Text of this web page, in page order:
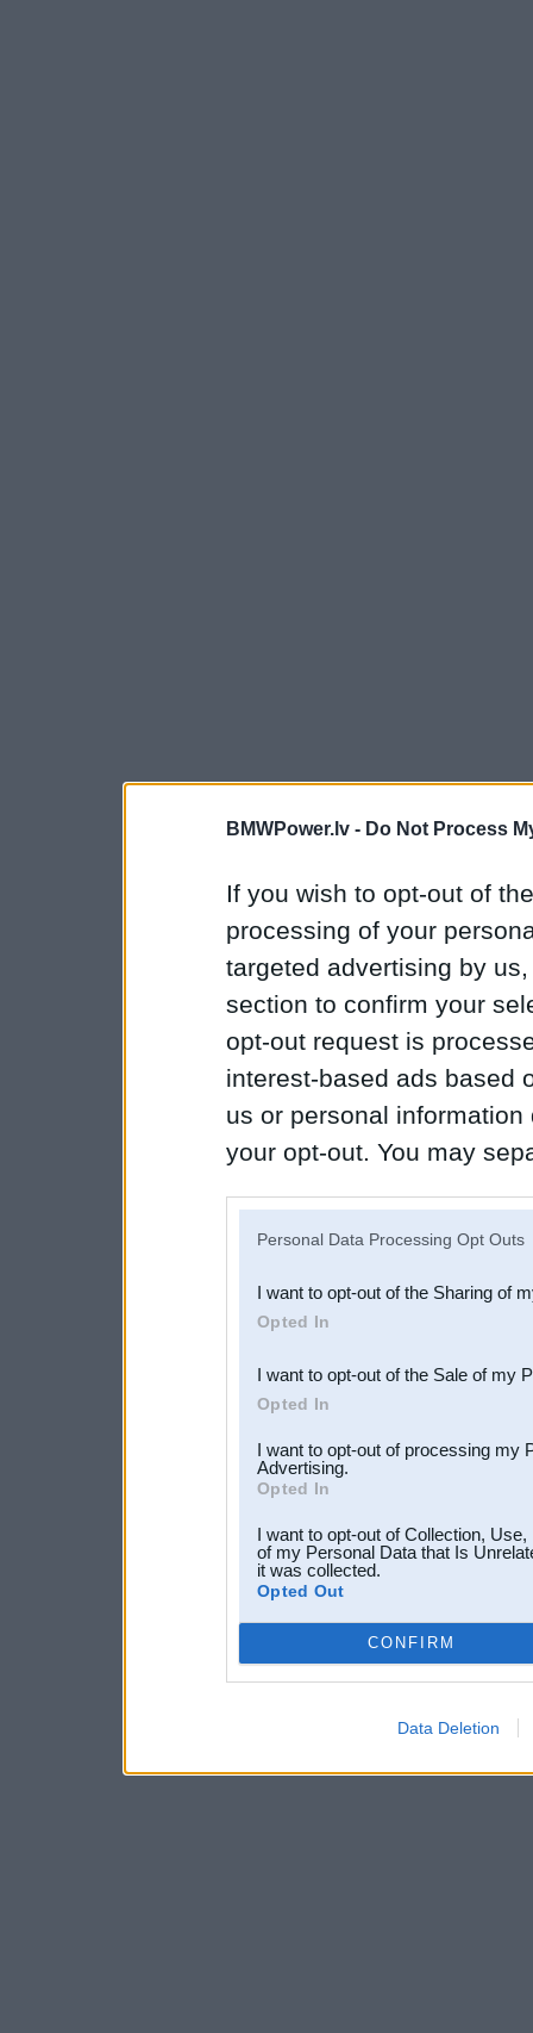
BMWPower.lv - Do Not Process
If you wish to opt-out of
processing of your
targeted advertising by
section to confirm your
opt-out request is
interest-based ads based
us or personal
your opt-out. You may
Downstream Participants
third parties.
Personal Data Processing Opt Outs
I want to opt-out of the Sharing of
Opted In
I want to opt-out of the Sale of my
Opted In
I want to opt-out of processing my
Advertising.
Opted In
I want to opt-out of Collection,
of my Personal Data that Is
it was collected.
Opted Out
CONFIRM
Data Deletion